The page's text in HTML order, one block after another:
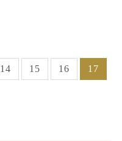
14 15 16 17